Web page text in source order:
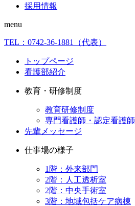
採用情報
menu
TEL： 0742-36-1881 （代表）
トップページ
看護部紹介
教育・研修制度
教育研修制度
専門看護師・認定看護師
先輩メッセージ
仕事場の様子
1階：外来部門
2階：人工透析室
2階：中央手術室
3階：地域包括ケア病棟